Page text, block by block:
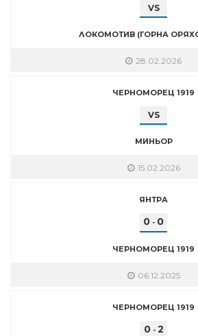
VS
ЛОКОМОТИВ (ГОРНА
28.02.2026
ЧЕРНОМОРЕЦ 1919
VS
МИНЬОР
15.02.2026
ЯНТРА
0 - 0
ЧЕРНОМОРЕЦ 1919
06.12.2025
ЧЕРНОМОРЕЦ 1919
0- 2